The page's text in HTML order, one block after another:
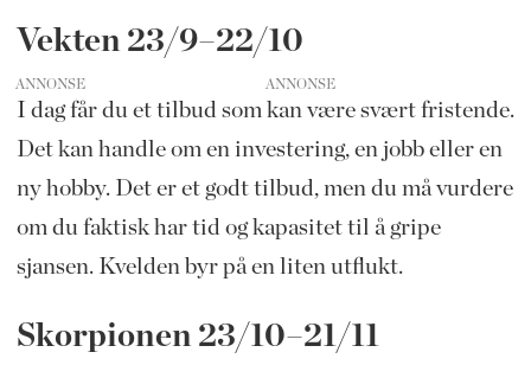
Vekten 23/9–22/10
ANNONSE
I dag får du et tilbud som kan være svært fristende.
Det kan handle om en investering, en jobb eller en
ny hobby. Det er et godt tilbud, men du må vurdere
om du faktisk har tid og kapasitet til å gripe
sjansen. Kvelden byr på en liten utflukt.
Skorpionen 23/10–21/11